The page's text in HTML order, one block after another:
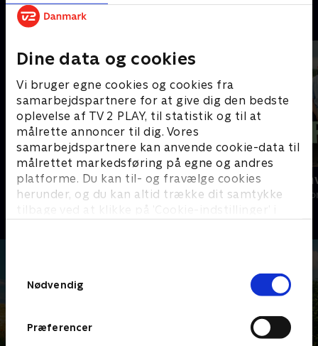
Dine data og cookies
Vi bruger egne cookies og cookies fra
samarbejdspartnere for at give dig den bedste
oplevelse af TV 2 PLAY, til statistik og til at
målrette annoncer til dig. Vores
samarbejdspartnere kan anvende cookie-data til
målrettet markedsføring på egne og andres
platforme. Du kan til- og fravælge cookies
herunder, og du kan altid trække dit samtykke
tilbage ved at klikke på ’Cookie-indstillinger’ i
Nødvendig
Præferencer
Andre så også
Forræder
Reality • 4 sæsoner
Kærlighed
Reality • 8